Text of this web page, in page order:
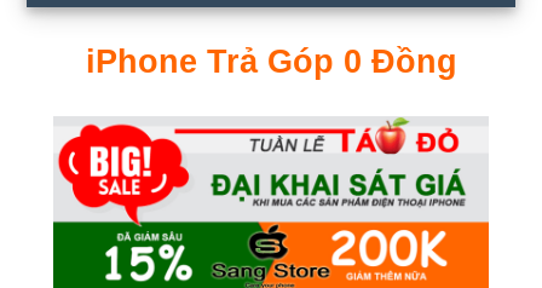
chính
iPhone Trả Góp 0 Đồng